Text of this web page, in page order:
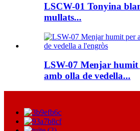
LSCW-01 Tonyina
mullats...
LSW-07 Menjar humit
amb olla de vedella...